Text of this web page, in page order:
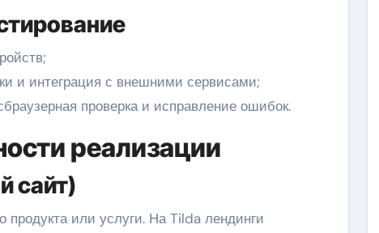
и интеграция с внешними сервисами;
проверка и исправление ошибок.
реализации
сайт)
продукта или услуги. На Tilda лендинги